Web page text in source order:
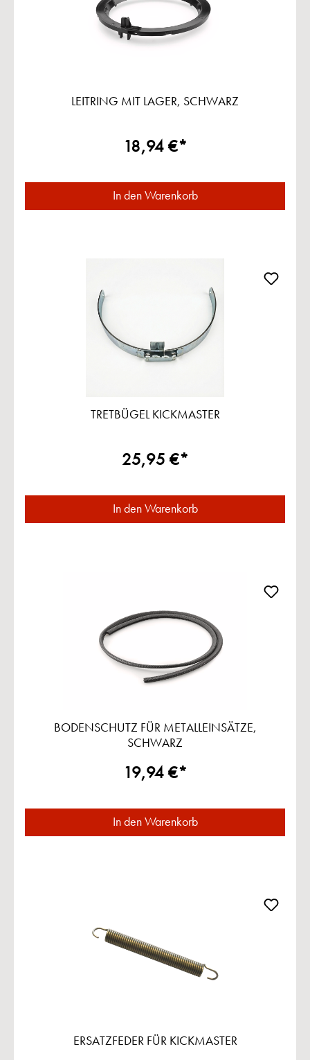
LEITRING MIT LAGER, SCHWARZ
18,94 €*
In den Warenkorb
TRETBÜGEL KICKMASTER
25,95 €*
In den Warenkorb
BODENSCHUTZ FÜR METALLEINSÄTZE,
SCHWARZ
19,94 €*
In den Warenkorb
ERSATZFEDER FÜR KICKMASTER